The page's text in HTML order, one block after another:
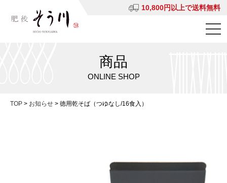
10,800円以上で送料無料
商品
ONLINE SHOP
TOP > お知らせ > 徳用乾そば（つゆなし/16食入）